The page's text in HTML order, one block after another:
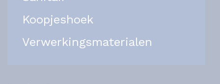
Koopjeshoek
Verwerkingsmaterialen